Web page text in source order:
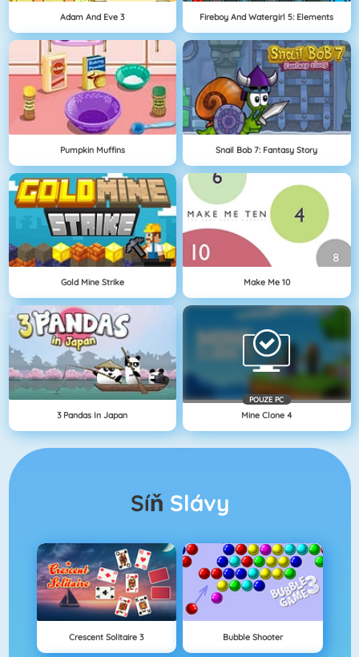
Adam And Eve 3 Fireboy And Watergirl 5: Elements
Pumpkin Muffins Snail Bob 7: Fantasy Story
Gold Mine Strike Make Me 10
3 Pandas In Japan
POUZE PC
Mine Clone 4
Síň Slávy
Crescent Solitaire 3 Bubble Shooter